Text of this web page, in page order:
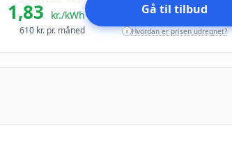
1,83 kr./kWh
610 kr. pr. måned
Gå til tilbud
i Hvordan er prisen udregnet?